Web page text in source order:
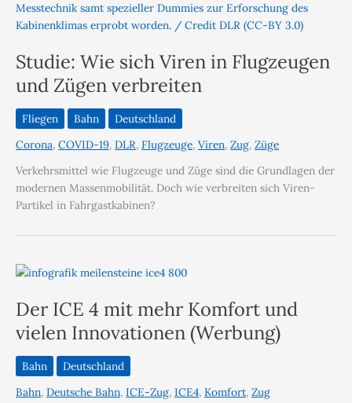
Studie: Wie sich Viren in Flugzeugen
und Zügen verbreiten
Fliegen Bahn
Deutschland
Corona, COVID-19, DLR, Flugzeuge, Viren, Zug, Züge
Verkehrsmittel wie Flugzeuge und Züge sind die Grundlagen der
modernen Massenmobilität. Doch wie verbreiten sich Viren-
Partikel in Fahrgastkabinen?
Der ICE 4 mit mehr Komfort und
vielen Innovationen (Werbung)
Bahn
Deutschland
Bahn, Deutsche Bahn, ICE-Zug, ICE4, Komfort, Zug